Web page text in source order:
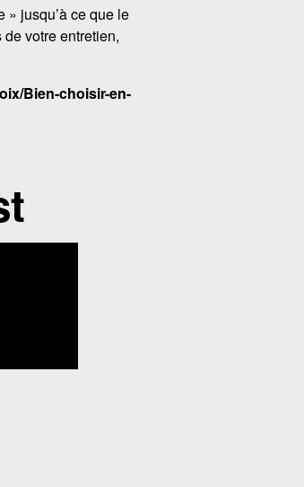
jusqu’à ce que le
votre entretien,
Bien-choisir-en-